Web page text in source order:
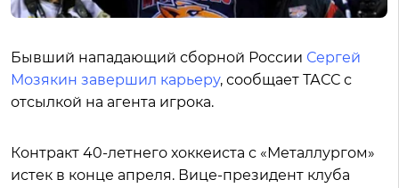
Бывший нападающий сборной России Сергей
Мозякин завершил карьеру, сообщает ТАСС с
отсылкой на агента игрока.
Контракт 40-летнего хоккеиста с «Металлургом»
истек в конце апреля. Вице-президент клуба